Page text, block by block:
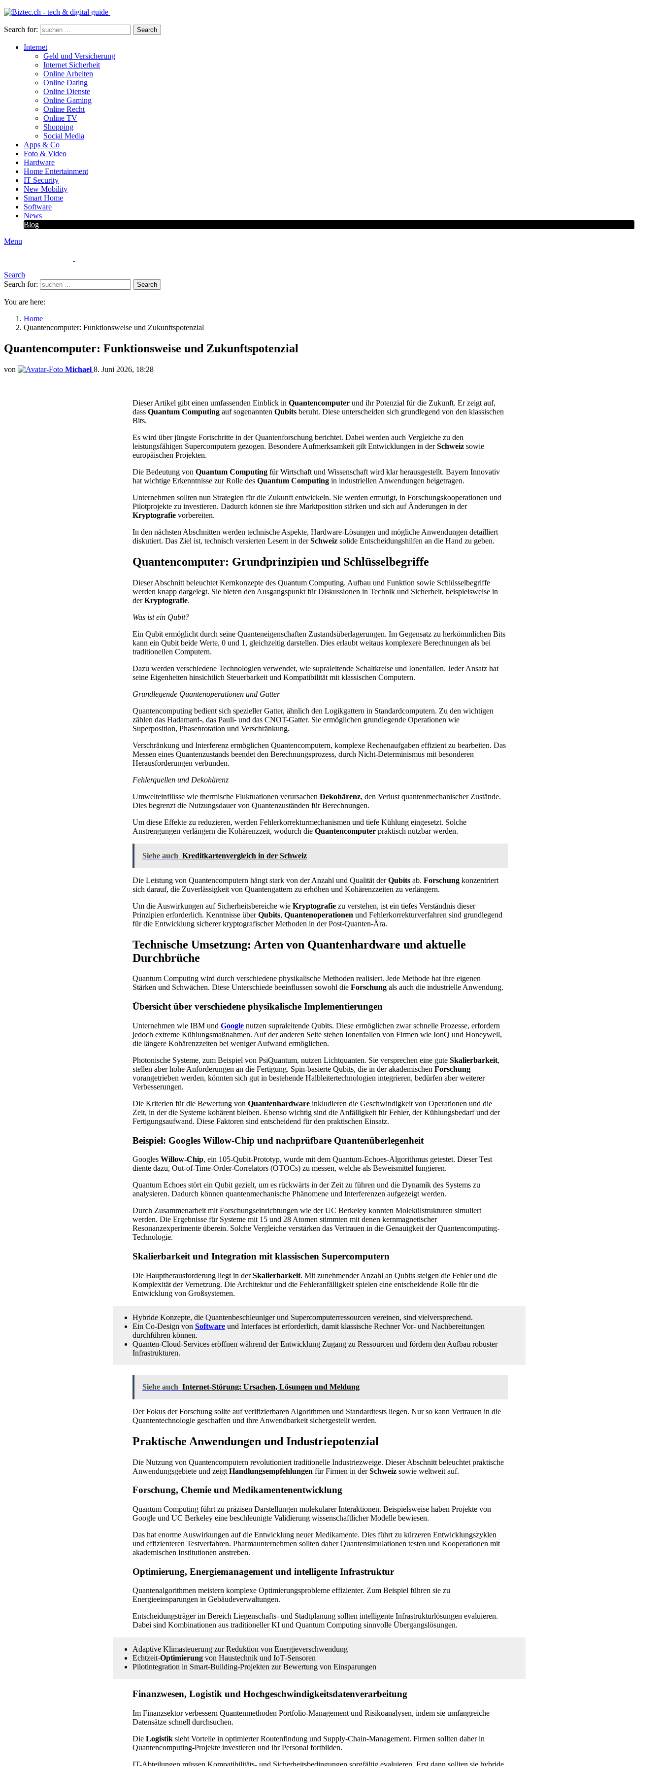
Search for: Search
Internet
Geld und Versicherung
Internet Sicherheit
Online Arbeiten
Online Dating
Online Dienste
Online Gaming
Online Recht
Online TV
Shopping
Social Media
Apps & Co
Foto & Video
Hardware
Home Entertainment
IT Security
New Mobility
Smart Home
Software
News
Blog
Menu
Search
Search for:
Search
You are here:
Home
Quantencomputer: Funktionsweise und Zukunftspotenzial
Quantencomputer: Funktionsweise und Zukunftspotenzial
von Michael 8. Juni 2026, 18:28
Dieser Artikel gibt einen umfassenden Einblick in Quantencomputer und ihr Potenzial für die Zukunft. Er zeigt auf,
dass Quantum Computing auf sogenannten Qubits beruht. Diese unterscheiden sich grundlegend von den klassischen
Bits.
Es wird über jüngste Fortschritte in der Quantenforschung berichtet. Dabei werden auch Vergleiche zu den
leistungsfähigen Supercomputern gezogen. Besondere Aufmerksamkeit gilt Entwicklungen in derSchweiz sowie
europäischen Projekten.
Die Bedeutung von Quantum Computing für Wirtschaft und Wissenschaft wird klar herausgestellt. Bayern Innovativ
hat wichtige Erkenntnisse zur Rolle des Quantum Computing in industriellen Anwendungen beigetragen.
Unternehmen sollten nun Strategien für die Zukunft entwickeln. Sie werden ermutigt, in Forschungskooperationen und
Pilotprojekte zu investieren. Dadurch können sie ihre Marktposition stärken und sich auf Änderungen in der
Kryptografie vorbereiten.
In den nächsten Abschnitten werden technische Aspekte, Hardware-Lösungen und mögliche Anwendungen detailliert
diskutiert. Das Ziel ist, technisch versierten Lesern in derSchweiz solide Entscheidungshilfen an die Hand zu geben.
Quantencomputer: Grundprinzipien und Schlüsselbegriffe
Dieser Abschnitt beleuchtet Kernkonzepte des Quantum Computing. Aufbau und Funktion sowie Schlüsselbegriffe
werden knapp dargelegt. Sie bieten den Ausgangspunkt für Diskussionen in Technik und Sicherheit, beispielsweise in
derKryptografie.
Was ist ein Qubit?
Ein Qubit ermöglicht durch seine Quanteneigenschaften Zustandsüberlagerungen. Im Gegensatz zu herkömmlichen Bits
kann ein Qubit beide Werte, 0 und 1, gleichzeitig darstellen. Dies erlaubt weitaus komplexere Berechnungen als bei
traditionellen Computern.
Dazu werden verschiedene Technologien verwendet, wie supraleitende Schaltkreise und Ionenfallen. Jeder Ansatz hat
seine Eigenheiten hinsichtlich Steuerbarkeit und Kompatibilität mit klassischen Computern.
Grundlegende Quantenoperationen und Gatter
Quantencomputing bedient sich spezieller Gatter, ähnlich den Logikgattern in Standardcomputern. Zu den wichtigen
zählen das Hadamard-, das Pauli- und das CNOT-Gatter. Sie ermöglichen grundlegende Operationen wie
Superposition, Phasenrotation und Verschränkung.
Verschränkung und Interferenz ermöglichen Quantencomputern, komplexe Rechenaufgaben effizient zu bearbeiten. Das
Messen eines Quantenzustands beendet den Berechnungsprozess, durch Nicht-Determinismus mit besonderen
Herausforderungen verbunden.
Fehlerquellen und Dekohärenz
Umwelteinflüsse wie thermische Fluktuationen verursachen Dekohärenz, den Verlust quantenmechanischer Zustände.
Dies begrenzt die Nutzungsdauer von Quantenzuständen für Berechnungen.
Um diese Effekte zu reduzieren, werden Fehlerkorrekturmechanismen und tiefe Kühlung eingesetzt. Solche
Anstrengungen verlängern die Kohärenzzeit, wodurch die Quantencomputer praktisch nutzbar werden.
Siehe auch Kreditkartenvergleich in der Schweiz
Die Leistung von Quantencomputern hängt stark von der Anzahl und Qualität derQubits ab. Forschung konzentriert
sich darauf, die Zuverlässigkeit von Quantengattern zu erhöhen und Kohärenzzeiten zu verlängern.
Um die Auswirkungen auf Sicherheitsbereiche wie Kryptografie zu verstehen, ist ein tiefes Verständnis dieser
Prinzipien erforderlich. Kenntnisse überQubits, Quantenoperationen und Fehlerkorrekturverfahren sind grundlegend
für die Entwicklung sicherer kryptografischer Methoden in der Post-Quanten-Ära.
Technische Umsetzung: Arten von Quantenhardware und aktuelle
Durchbrüche
Quantum Computing wird durch verschiedene physikalische Methoden realisiert. Jede Methode hat ihre eigenen
Stärken und Schwächen. Diese Unterschiede beeinflussen sowohl die Forschung als auch die industrielle Anwendung.
Übersicht über verschiedene physikalische Implementierungen
Unternehmen wie IBM und Google nutzen supraleitende Qubits. Diese ermöglichen zwar schnelle Prozesse, erfordern
jedoch extreme Kühlungsmaßnahmen. Auf der anderen Seite stehen Ionenfallen von Firmen wie IonQ und Honeywell,
die längere Kohärenzzeiten bei weniger Aufwand ermöglichen.
Photonische Systeme, zum Beispiel von PsiQuantum, nutzen Lichtquanten. Sie versprechen eine gute Skalierbarkeit,
stellen aber hohe Anforderungen an die Fertigung. Spin-basierte Qubits, die in der akademischen Forschung
vorangetrieben werden, könnten sich gut in bestehende Halbleitertechnologien integrieren, bedürfen aber weiterer
Verbesserungen.
Die Kriterien für die Bewertung von Quantenhardware inkludieren die Geschwindigkeit von Operationen und die
Zeit, in der die Systeme kohärent bleiben. Ebenso wichtig sind die Anfälligkeit für Fehler, der Kühlungsbedarf und der
Fertigungsaufwand. Diese Faktoren sind entscheidend für den praktischen Einsatz.
Beispiel: Googles Willow‑Chip und nachprüfbare Quantenüberlegenheit
Googles Willow-Chip, ein 105-Qubit-Prototyp, wurde mit dem Quantum-Echoes-Algorithmus getestet. Dieser Test
diente dazu, Out-of-Time-Order-Correlators (OTOCs) zu messen, welche als Beweismittel fungieren.
Quantum Echoes stört ein Qubit gezielt, um es rückwärts in der Zeit zu führen und die Dynamik des Systems zu
analysieren. Dadurch können quantenmechanische Phänomene und Interferenzen aufgezeigt werden.
Durch Zusammenarbeit mit Forschungseinrichtungen wie der UC Berkeley konnten Molekülstrukturen simuliert
werden. Die Ergebnisse für Systeme mit 15 und 28 Atomen stimmten mit denen kernmagnetischer
Resonanzexperimente überein. Solche Vergleiche verstärken das Vertrauen in die Genauigkeit der Quantencomputing-
Technologie.
Skalierbarkeit und Integration mit klassischen Supercomputern
Die Hauptherausforderung liegt in derSkalierbarkeit. Mit zunehmender Anzahl an Qubits steigen die Fehler und die
Komplexität der Vernetzung. Die Architektur und die Fehleranfälligkeit spielen eine entscheidende Rolle für die
Entwicklung von Großsystemen.
Hybride Konzepte, die Quantenbeschleuniger und Supercomputerressourcen vereinen, sind vielversprechend.
Ein Co-Design von Software und Interfaces ist erforderlich, damit klassische Rechner Vor- und Nachbereitungen
durchführen können.
Quanten-Cloud-Services eröffnen während der Entwicklung Zugang zu Ressourcen und fördern den Aufbau robuster
Infrastrukturen.
Siehe auch Internet-Störung: Ursachen, Lösungen und Meldung
Der Fokus der Forschung sollte auf verifizierbaren Algorithmen und Standardtests liegen. Nur so kann Vertrauen in die
Quantentechnologie geschaffen und ihre Anwendbarkeit sichergestellt werden.
Praktische Anwendungen und Industriepotenzial
Die Nutzung von Quantencomputern revolutioniert traditionelle Industriezweige. Dieser Abschnitt beleuchtet praktische
Anwendungsgebiete und zeigt Handlungsempfehlungen für Firmen in derSchweiz sowie weltweit auf.
Forschung, Chemie und Medikamentenentwicklung
Quantum Computing führt zu präzisen Darstellungen molekularer Interaktionen. Beispielsweise haben Projekte von
Google und UC Berkeley eine beschleunigte Validierung wissenschaftlicher Modelle bewiesen.
Das hat enorme Auswirkungen auf die Entwicklung neuer Medikamente. Dies führt zu kürzeren Entwicklungszyklen
und effizienteren Testverfahren. Pharmaunternehmen sollten daher Quantensimulationen testen und Kooperationen mit
akademischen Institutionen anstreben.
Optimierung, Energiemanagement und intelligente Infrastruktur
Quantenalgorithmen meistern komplexe Optimierungsprobleme effizienter. Zum Beispiel führen sie zu
Energieeinsparungen in Gebäudeverwaltungen.
Entscheidungsträger im Bereich Liegenschafts- und Stadtplanung sollten intelligente Infrastrukturlösungen evaluieren.
Dabei sind Kombinationen aus traditioneller KI und Quantum Computing sinnvolle Übergangslösungen.
Adaptive Klimasteuerung zur Reduktion von Energieverschwendung
Echtzeit-Optimierung von Haustechnik und IoT‑Sensoren
Pilotintegration in Smart-Building-Projekten zur Bewertung von Einsparungen
Finanzwesen, Logistik und Hochgeschwindigkeitsdatenverarbeitung
Im Finanzsektor verbessern Quantenmethoden Portfolio-Management und Risikoanalysen, indem sie umfangreiche
Datensätze schnell durchsuchen.
Die Logistik sieht Vorteile in optimierter Routenfindung und Supply-Chain-Management. Firmen sollten daher in
Quantencomputing-Projekte investieren und ihr Personal fortbilden.